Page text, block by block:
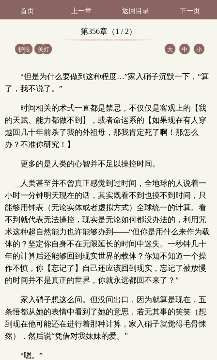
首页 上一章 返回目录 下一页
第356章（1 / 2）
护眼 关灯 大 中 小
“但是为什么要做到这种程度…”家入硝子沉默一下，“算
了，我不说了。”
时间相关的术式一直都是禁忌，不仅仅是客观上的【我
的天赋、能力都做不到】，或者命运系的【如果现在有人穿
越回几十年前杀了我的外祖母，那我肯定死了啊！那怎么
办？不准你研究！】
更多的是人类的心智并不足以操控时间。
人类甚至并不曾真正感觉到过时间，全地球的人说着一
小时一分钟明天现在的话，其实既看不到也摸不到时间，只
能够用钟表（无论实体或者虚拟方式）全球统一的计算。看
不到就代表无法操控，现实是无论如何都没办法的，利用咒
术这种超自然能力也许能够办到——“但你是用什么来作为载
体的？坚定你自身不在无限延长的时间中迷失。一秒钟几十
年的计算后还能够回到现实世界的载体？你知不知道一个操
作不慎，你【忘记了】自己还应该回到现实，忘记了被放慢
的时间并不是真正的世界，你就永远都回不来了？”
家入硝子想这么问。但没问出口，因为就算是现在，五
条悟都从她的表情中看到了她的意思，若无其事的笑笑（想
到现在他可能还在进行着那种计算，家入硝子就觉得毛骨悚
然），然后说“凭借对我妹妹的爱。”
“嗯。”